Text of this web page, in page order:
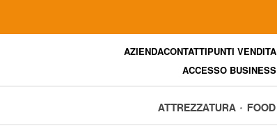
AZIENDACONTATTIPUNTI VENDITA
ACCESSO BUSINESS
ATTREZZATURA FOOD